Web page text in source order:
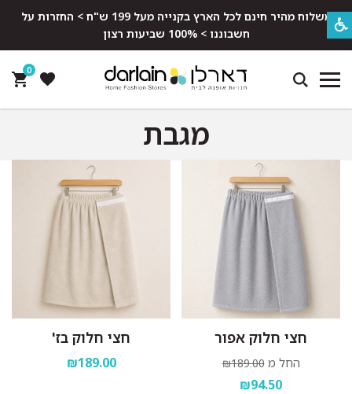
משלוח מהיר חינם לכל הארץ בקנייה מעל 199 ש"ח > החזרות על
חשבוננו > 100% שביעות רצון
0
מגבת
חצי חלוק אפור
החל מ ₪189.00
₪94.50
חצי חלוק בז'
₪189.00